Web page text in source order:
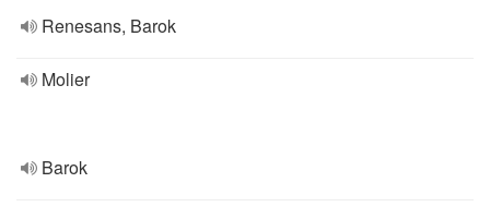
Renesans, Barok
Molier
Barok